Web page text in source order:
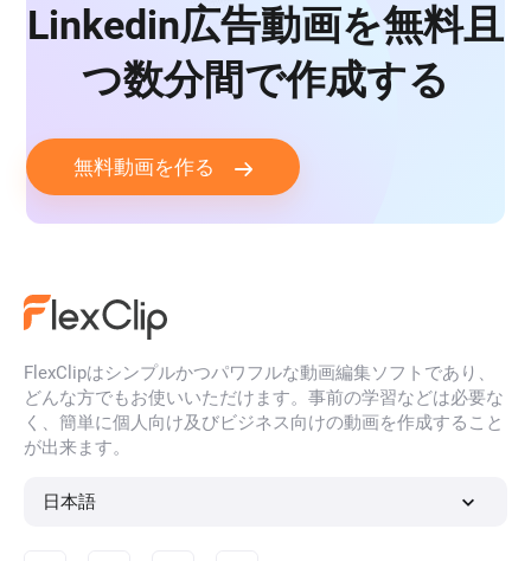
Linkedin広告動画を無料且
つ数分間で作成する
無料動画を作る
FlexClipはシンプルかつパワフルな動画編集ソフトであり、
どんな方でもお使いいただけます。事前の学習などは必要な
く、簡単に個人向け及びビジネス向けの動画を作成すること
が出来ます。
日本語